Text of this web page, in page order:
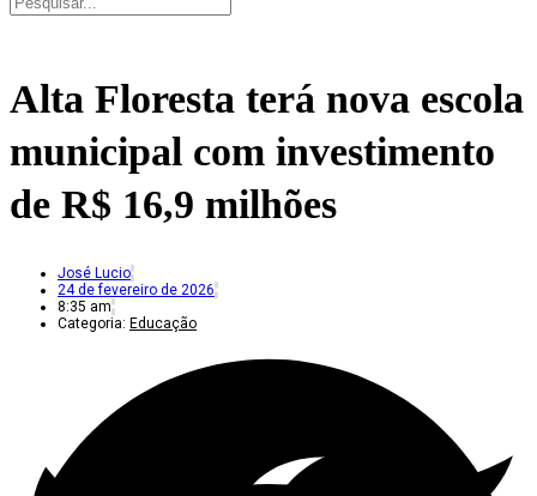
Alta Floresta terá nova escola
municipal com investimento
de R$ 16,9 milhões
José Lucio
24 de fevereiro de 2026
8:35 am
Categoria: Educação